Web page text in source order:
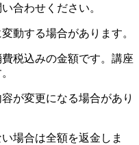
合わせください。
動する場合があります。
税込みの金額です。講座
が変更になる場合があり
場合は全額を返金しま